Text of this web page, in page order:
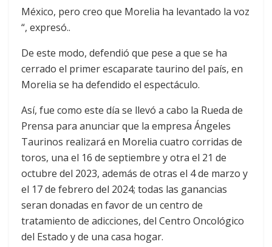
México, pero creo que Morelia ha levantado la voz
“, expresó..
De este modo, defendió que pese a que se ha
cerrado el primer escaparate taurino del país, en
Morelia se ha defendido el espectáculo.
Así, fue como este día se llevó a cabo la Rueda de
Prensa para anunciar que la empresa Ángeles
Taurinos realizará en Morelia cuatro corridas de
toros, una el 16 de septiembre y otra el 21 de
octubre del 2023, además de otras el 4 de marzo y
el 17 de febrero del 2024; todas las ganancias
seran donadas en favor de un centro de
tratamiento de adicciones, del Centro Oncológico
del Estado y de una casa hogar.